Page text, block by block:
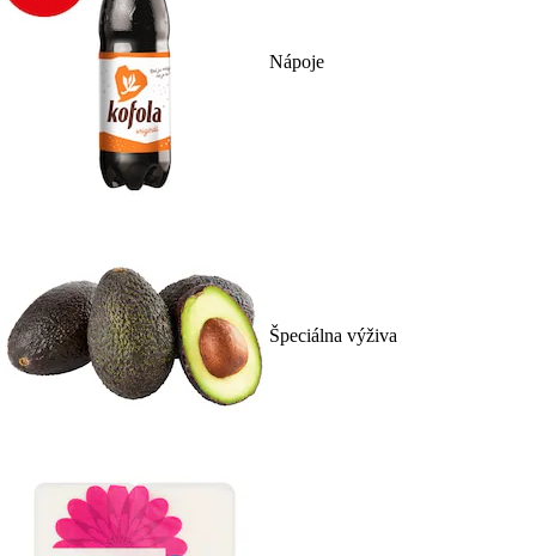
Nápoje
Špeciálna výživa